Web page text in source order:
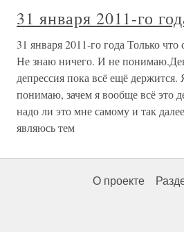
31 января 2011-го
31 января 2011-го года Только
Не знаю ничего. И не
депрессия пока всё ещё
понимаю, зачем я вообще всё это
надо ли это мне самому и так
являюсь тем
О проекте